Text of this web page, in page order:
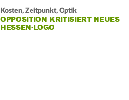
Kosten, Zeitpunkt, Optik
OPPOSITION KRITISIERT NEUES
HESSEN-LOGO